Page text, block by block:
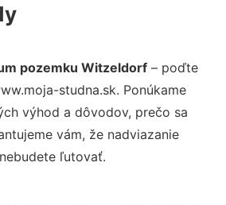
pozemku Witzeldorf – poďte
studna.sk. Ponúkame
výhod a dôvodov, prečo sa
vám, že nadviazanie
ľutovať.